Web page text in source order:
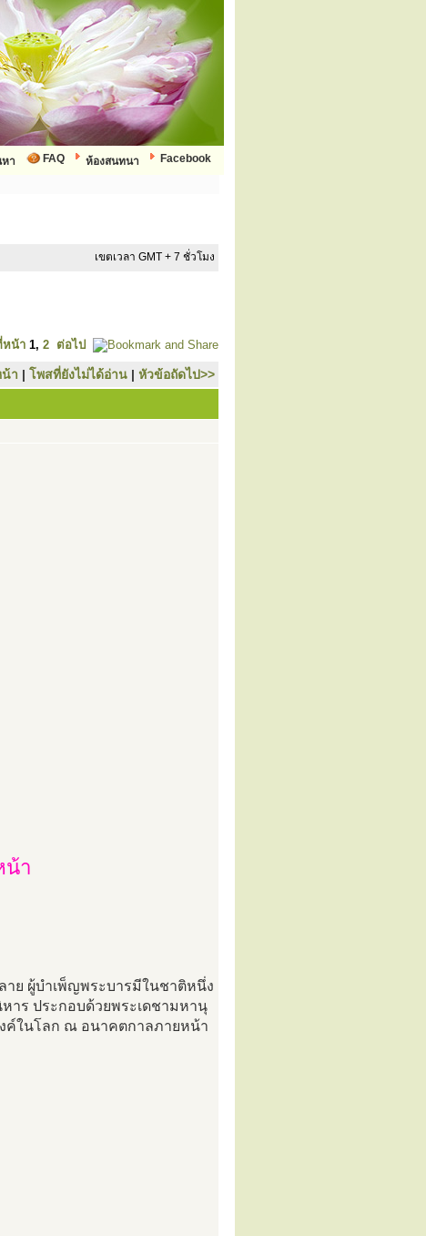
Facebook
ห้องสนทนา
FAQ
า
เขตเวลา GMT + 7 ชั่วโมง
หน้า 1, 2 ต่อไป
า | โพสที่ยังไม่ได้อ่าน | หัวข้อถัดไป>>
น้า
าย ผู้บำเพ็ญพระบารมีในชาติหนึ่ง
าร ประกอบด้วยพระเดชามหานุ
ค์ในโลก ณ อนาคตกาลภายหน้า